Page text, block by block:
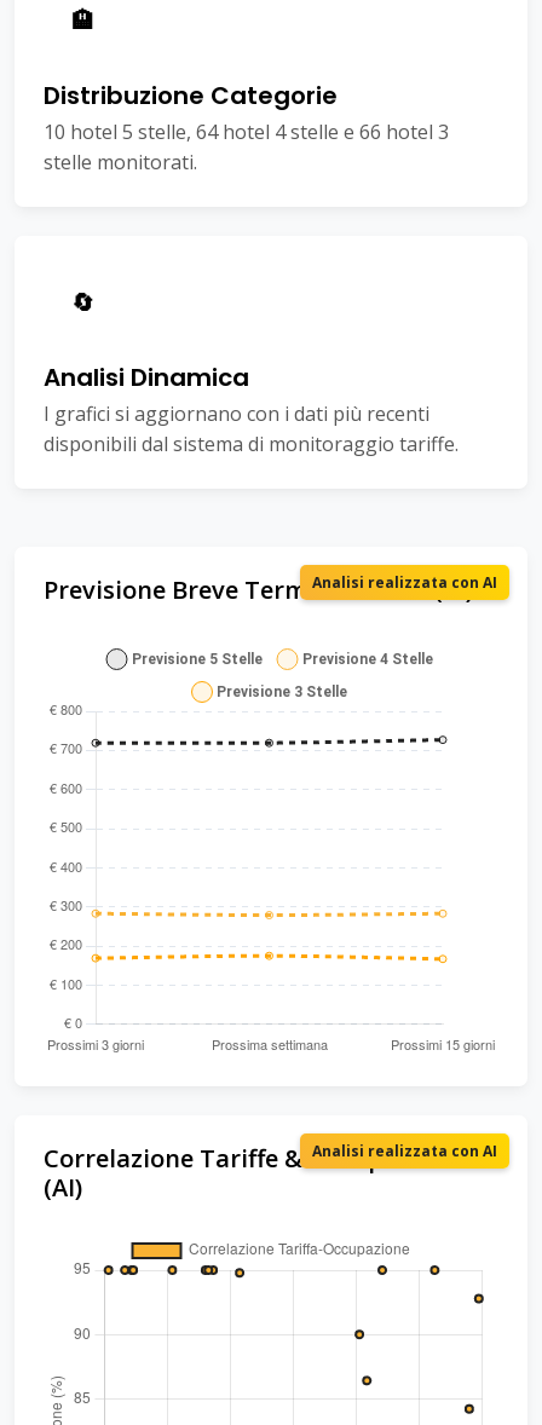
🏨
Distribuzione Categorie
10 hotel 5 stelle, 64 hotel 4 stelle e 66 hotel 3
stelle monitorati.
🔄
Analisi Dinamica
I grafici si aggiornano con i dati più recenti
disponibili dal sistema di monitoraggio tariffe.
Analisi realizzata con AI
Previsione Breve Termine Tariffe (AI)
Analisi realizzata con AI
Correlazione Tariffe & Occupazione
(AI)